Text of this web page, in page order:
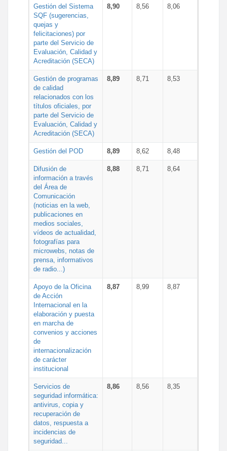
Gestión del Sistema
SQF (sugerencias,
quejas y
felicitaciones) por
parte del Servicio de
Evaluación, Calidad y
Acreditación (SECA)
8,90 8,56 8,06
Gestión de programas
de calidad
relacionados con los
títulos oficiales, por
parte del Servicio de
Evaluación, Calidad y
Acreditación (SECA)
8,89 8,71 8,53
Gestión del POD 8,89 8,62 8,48
Difusión de
información a través
del Área de
Comunicación
(noticias en la web,
publicaciones en
medios sociales,
vídeos de actualidad,
fotografías para
microwebs, notas de
prensa, informativos
de radio...)
8,88 8,71 8,64
Apoyo de la Oficina
de Acción
Internacional en la
elaboración y puesta
en marcha de
convenios y acciones
de
internacionalización
de carácter
institucional
8,87 8,99 8,87
Servicios de
seguridad informática:
antivirus, copia y
recuperación de
datos, respuesta a
incidencias de
seguridad...
8,86 8,56 8,35